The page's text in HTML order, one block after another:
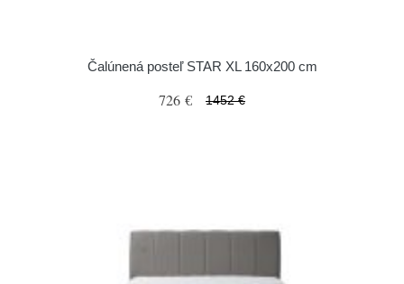
Čalúnená posteľ STAR XL 160x200 cm
726 € 1452 €